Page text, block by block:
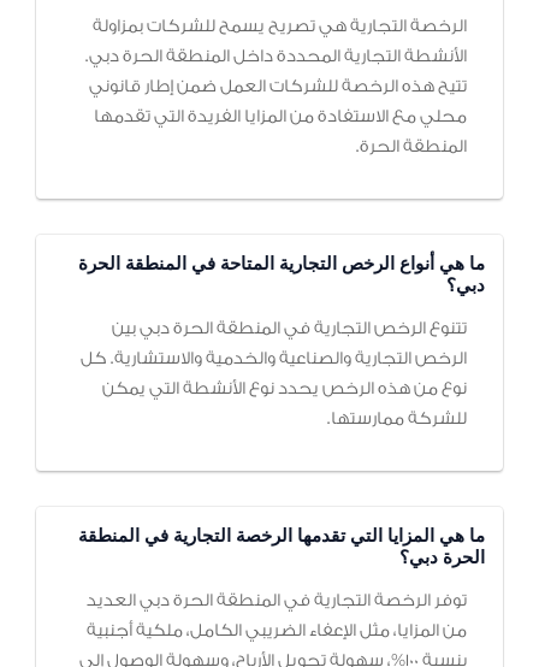
الرخصة التجارية هي تصريح يسمح للشركات بمزاولة
الأنشطة التجارية المحددة داخل المنطقة الحرة دبي.
تتيح هذه الرخصة للشركات العمل ضمن إطار قانوني
محلي مع الاستفادة من المزايا الفريدة التي تقدمها
المنطقة الحرة.
ما هي أنواع الرخص التجارية المتاحة في المنطقة الحرة
دبي؟
تتنوع الرخص التجارية في المنطقة الحرة دبي بين
الرخص التجارية والصناعية والخدمية والاستشارية. كل
نوع من هذه الرخص يحدد نوع الأنشطة التي يمكن
للشركة ممارستها.
ما هي المزايا التي تقدمها الرخصة التجارية في المنطقة
الحرة دبي؟
توفر الرخصة التجارية في المنطقة الحرة دبي العديد
من المزايا، مثل الإعفاء الضريبي الكامل، ملكية أجنبية
بنسبة 100%، سهولة تحويل الأرباح، وسهولة الوصول إلى